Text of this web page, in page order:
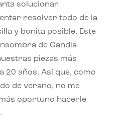
solucionar
resolver todo de la
y bonita posible. Este
de Gandia
piezas más
20 años. Así que, como
de verano, no me
oportuno hacerle